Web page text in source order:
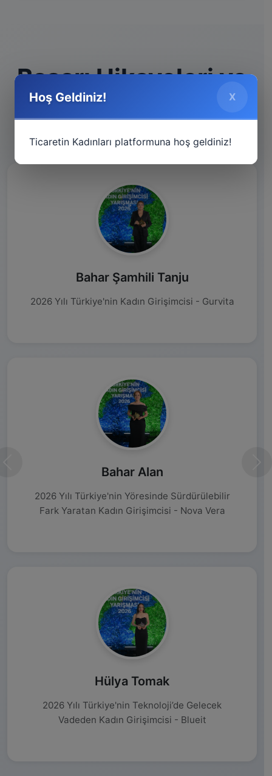
Başarı Hikayeleri ve
İlham Verenler
Bahar Şamhili Tanju
2026 Yılı Türkiye'nin Kadın Girişimcisi - Gurvita
Bahar Alan
2026 Yılı Türkiye'nin Yöresinde Sürdürülebilir
Fark Yaratan Kadın Girişimcisi - Nova Vera
Hülya Tomak
2026 Yılı Türkiye'nin Teknoloji’de Gelecek
Vadeden Kadın Girişimcisi - Blueit
Hoş Geldiniz! X
Ticaretin Kadınları platformuna hoş geldiniz!